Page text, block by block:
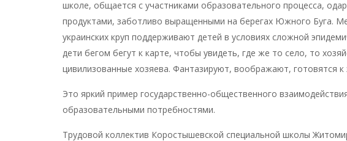
школе, общается с участниками образовательного процесса,
продуктами, заботливо выращенными на берегах Южного Буга.
украинских круп поддерживают детей в условиях сложной
дети бегом бегут к карте, чтобы увидеть, где же то село, то
цивилизованные хозяева. Фантазируют, воображают, готовятся к
Это яркий пример государственно-общественного
образовательными потребностями.
Трудовой коллектив Коростышевской специальной школы